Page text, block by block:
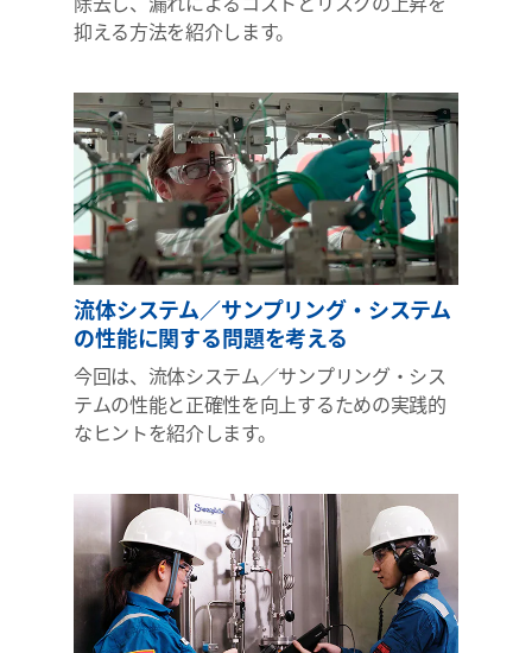
抑える方法を紹介します。
流体システム／サンプリング・システム
の性能に関する問題を考える
今回は、流体システム／サンプリング・シス
テムの性能と正確性を向上するための実践的
なヒントを紹介します。